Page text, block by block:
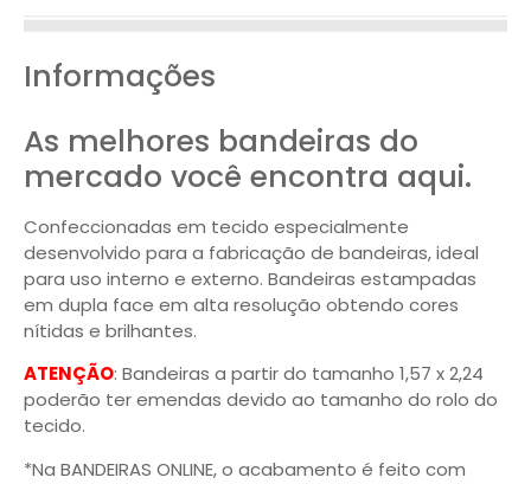
Informações
As melhores bandeiras do
mercado você encontra aqui.
Confeccionadas em tecido especialmente
desenvolvido para a fabricação de bandeiras, ideal
para uso interno e externo. Bandeiras estampadas
em dupla face em alta resolução obtendo cores
nítidas e brilhantes.
ATENÇÃO: Bandeiras a partir do tamanho 1,57 x 2,24
poderão ter emendas devido ao tamanho do rolo do
tecido.
*Na BANDEIRAS ONLINE, o acabamento é feito com